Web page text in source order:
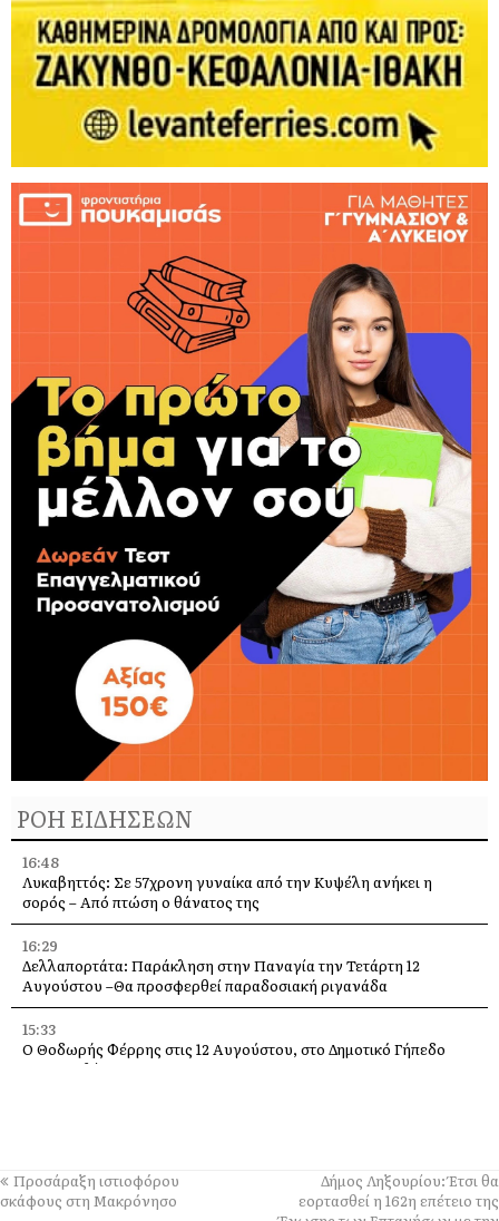
ΡΟΗ ΕΙΔΗΣΕΩΝ
16:48
Λυκαβηττός: Σε 57χρονη γυναίκα από την Κυψέλη ανήκει η
σορός – Από πτώση ο θάνατος της
16:29
Δελλαπορτάτα: Παράκληση στην Παναγία την Τετάρτη 12
Αυγούστου –Θα προσφερθεί παραδοσιακή ριγανάδα
15:33
Ο Θοδωρής Φέρρης στις 12 Αυγούστου, στο Δημοτικό Γήπεδο
Αργοστολίου
11:58
Δύο παλέτες εμφιαλωμένο νερό στους εθελοντές Ελειού–
Προσάραξη ιστιοφόρου
σκάφους στη Μακρόνησο
Δήμος Ληξουρίου: Έτσι θα
εορτασθεί η 162η επέτειο της